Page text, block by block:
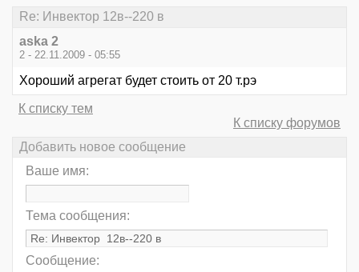
Re: Инвектор 12в--220 в
aska 2
2 - 22.11.2009 - 05:55
Хороший агрегат будет стоить от 20 т.рэ
К списку тем
К списку форумов
Добавить новое сообщение
Ваше имя:
Тема сообщения:
Сообщение: